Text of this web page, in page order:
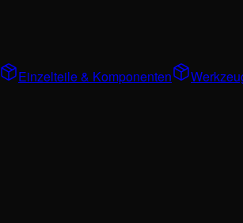
Einzelteile & Komponenten